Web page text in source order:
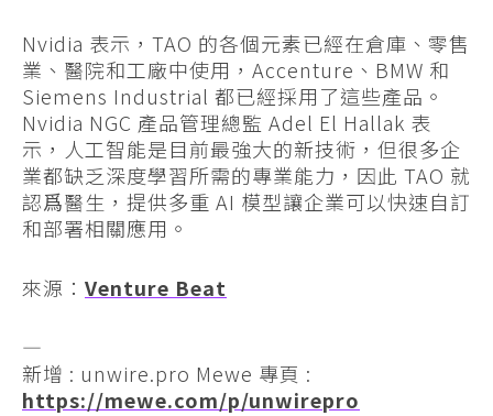
Nvidia 表示，TAO 的各個元素已經在倉庫、零售
業、醫院和工廠中使用，Accenture、BMW 和
Siemens Industrial 都已經採用了這些產品。
Nvidia NGC 產品管理總監 Adel El Hallak 表
示，人工智能是目前最強大的新技術，但很多企
業都缺乏深度學習所需的專業能力，因此 TAO 就
認爲醫生，提供多重 AI 模型讓企業可以快速自訂
和部署相關應用。
來源： Venture Beat
—
新增 : unwire.pro Mewe 專頁 :
https://mewe.com/p/unwirepro